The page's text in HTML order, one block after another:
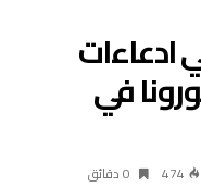
ادعاءات
في
474 0 ‫دقائق‬